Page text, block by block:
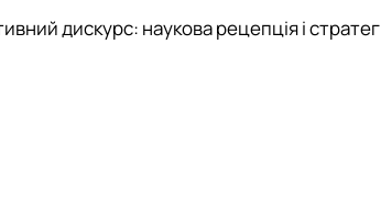
дискурс: наукова рецепція і